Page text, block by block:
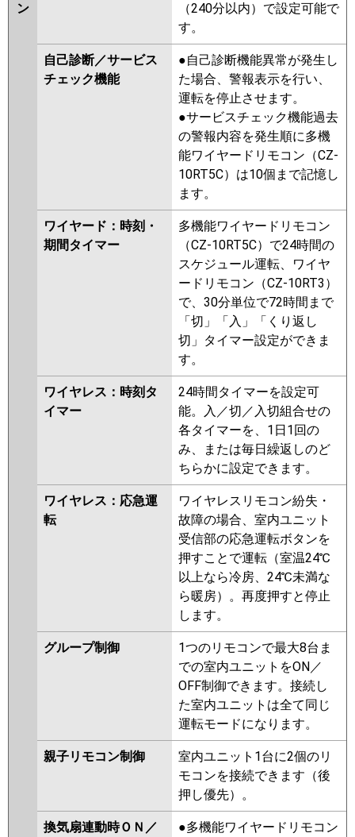
ン
（240分以内）で設定可能で
す。
自己診断／サービス
チェック機能
●自己診断機能異常が発生し
た場合、警報表示を行い、
運転を停止させます。
●サービスチェック機能過去
の警報内容を発生順に多機
能ワイヤードリモコン（CZ-
10RT5C）は10個まで記憶し
ます。
ワイヤード：時刻・
期間タイマー
多機能ワイヤードリモコン
（CZ-10RT5C）で24時間の
スケジュール運転、ワイヤ
ードリモコン（CZ-10RT3）
で、30分単位で72時間まで
「切」「入」「くり返し
切」タイマー設定ができま
す。
ワイヤレス：時刻タ
イマー
24時間タイマーを設定可
能。入／切／入切組合せの
各タイマーを、1日1回の
み、または毎日繰返しのど
ちらかに設定できます。
ワイヤレス：応急運
転
ワイヤレスリモコン紛失・
故障の場合、室内ユニット
受信部の応急運転ボタンを
押すことで運転（室温24℃
以上なら冷房、24℃未満な
ら暖房）。再度押すと停止
します。
グループ制御
1つのリモコンで最大8台ま
での室内ユニットをON／
OFF制御できます。接続し
た室内ユニットは全て同じ
運転モードになります。
親子リモコン制御
室内ユニット1台に2個のリ
モコンを接続できます（後
押し優先）。
換気扇連動時ＯＮ／ ●多機能ワイヤードリモコン